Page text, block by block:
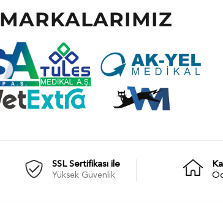
MARKALARIMIZ
SSL Sertifikası ile
Yüksek Güvenlik